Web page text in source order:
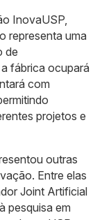
InovaUSP,
representa uma
de
fábrica ocupará
com
projetos e
outras
Entre elas
Joint Artificial
pesquisa em